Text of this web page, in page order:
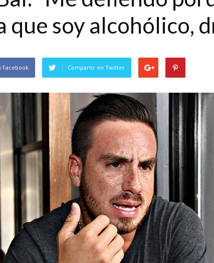
que soy alcohólico,
Facebook Compartir en Twitter